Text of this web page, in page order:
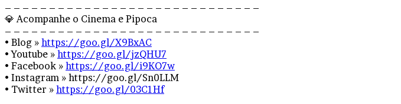
– – – – – – – – – – – – – – – – – – – – – – – – – – – – –
💎 Acompanhe o Cinema e Pipoca
– – – – – – – – – – – – – – – – – – – – – – – – – – – – –
• Blog » https://goo.gl/X9BxAC
• Youtube » https://goo.gl/jzQHU7
• Facebook » https://goo.gl/i9KO7w
• Instagram » https://goo.gl/Sn0LLM
• Twitter » https://goo.gl/03C1Hf